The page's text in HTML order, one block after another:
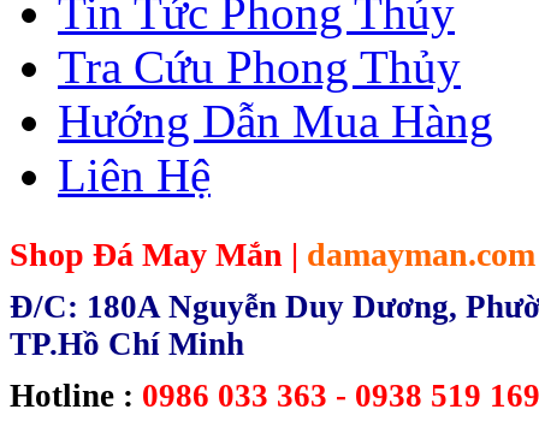
Tin Tức Phong Thủy
Tra Cứu Phong Thủy
Hướng Dẫn Mua Hàng
Liên Hệ
Shop Đá May Mắn | damayman.com
Đ/C: 180A Nguyễn Duy Dương,
TP.Hồ Chí Minh
Hotline : 0986 033 363 - 0938 519